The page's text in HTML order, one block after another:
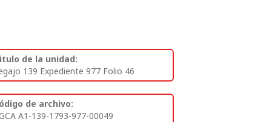
de la unidad:
139 Expediente 977 Folio 46
de archivo:
A1-139-1793-977-00049